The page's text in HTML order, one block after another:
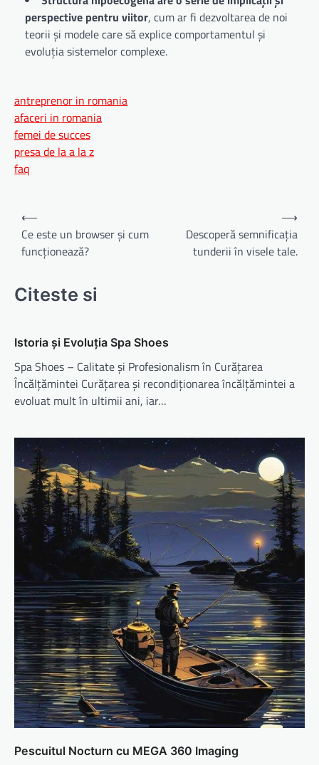
perspective pentru viitor, cum ar fi dezvoltarea de noi
teorii și modele care să explice comportamentul și
evoluția sistemelor complexe.
antreprenor in romania
afaceri in romania
femei de succes
presa de la a la z
faq
Navigare
în
articole
⟵
Ce este un browser și cum
funcționează?
Descoperă semnificația
tunderii în visele tale.
⟶
Citeste si
Istoria și Evoluția Spa Shoes
Spa Shoes – Calitate și Profesionalism în Curățarea
Încălțămintei Curățarea și recondiționarea încălțămintei a
evoluat mult în ultimii ani, iar…
Pescuitul Nocturn cu MEGA 360 Imaging